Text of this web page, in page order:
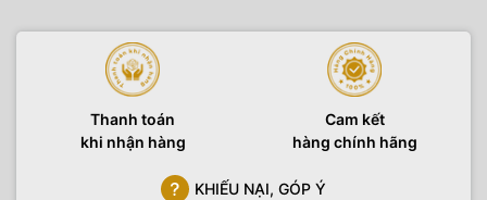
Thanh toán
khi nhận hàng
Cam kết
hàng chính hãng
KHIẾU NẠI, GÓP Ý